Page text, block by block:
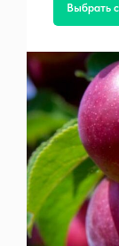
Выбрать